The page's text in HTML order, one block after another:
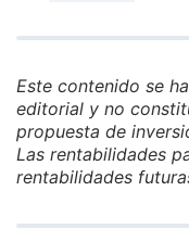
Este contenido se
editorial y no
propuesta de
Las rentabilidades
rentabilidades